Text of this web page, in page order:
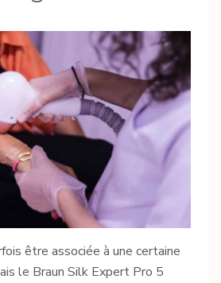
être associée à une certaine
le Braun Silk Expert Pro 5